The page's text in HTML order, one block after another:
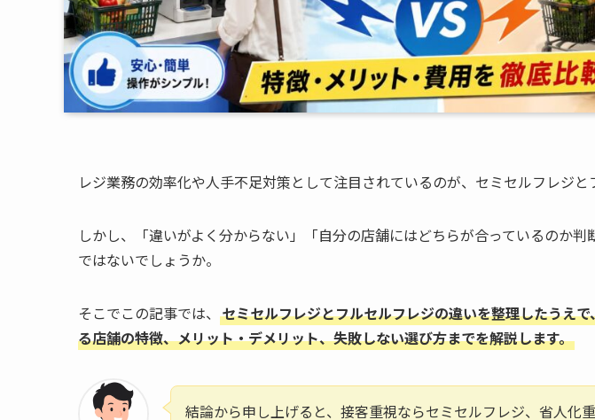
レジ業務の効率化や人手不足対策として注目されているのが、セミセルフレジと
しかし、「違いがよく分からない」「自分の店舗にはどちらが合っているのか
ではないでしょうか。
そこでこの記事では、 セミセルフレジとフルセルフレジの違いを整理したうえ
る店舗の特徴、メリット・デメリット、失敗しない選び方までを解説します。
結論から申し上げると、接客重視ならセミセルフレジ、省人化